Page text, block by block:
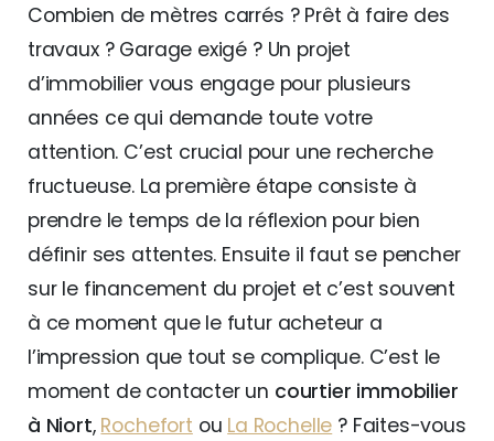
Combien de mètres carrés ? Prêt à faire des
travaux ? Garage exigé ? Un projet
d’immobilier vous engage pour plusieurs
années ce qui demande toute votre
attention. C’est crucial pour une recherche
fructueuse. La première étape consiste à
prendre le temps de la réflexion pour bien
définir ses attentes. Ensuite il faut se pencher
sur le financement du projet et c’est souvent
à ce moment que le futur acheteur a
l’impression que tout se complique. C’est le
moment de contacter un courtier immobilier
à Niort, Rochefort ou La Rochelle ? Faites-vous